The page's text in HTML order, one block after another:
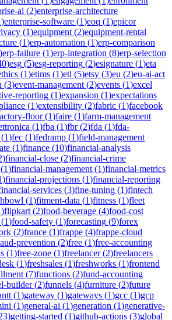
ai (2)enterprise-architecture
)enterprise-software (1)eoq (1)epicor
(1)equipment (2)equipment-rental
(1)erp-automation (1)erp-comparison
)erp-failure (1)erp-integration (8)erp-selection
)esg (5)esg-reporting (2)esignature (1)eta
(1)etims (1)etl (5)etsy (3)eu (2)eu-ai-act
(3)event-management (2)events (1)excel
reporting (1)expansion (1)expectations
(1)extensibility (2)fabric (1)facebook
floor(1)faire (1)farm-management
(1)fba (1)fbr(2)fda (1)fda-
(1)fec (1)fedramp (1)field-management
(1)finance (10)financial-analysis
)financial-close (2)financial-crime
(1)financial-management (1)financial-metrics
)financial-projections (1)financial-reporting
services (3)fine-tuning (1)fintech
(1)fitment-data (1)fitness (1)fleet
)flipkart (2)food-beverage (4)food-cost
(1)food-safety (1)forecasting (9)forex
(2)france (1)frappe (4)frappe-cloud
prevention (2)free (1)free-accounting
(1)free-zone (1)freelancer(2)freelancers
(1)freshsales (1)freshworks (1)frontend
(7)functions (2)fund-accounting
builder(2)funnels (4)furniture (2)future
(1)gateway (1)gateways (1)gcc (1)gcp
(1)general-ai (1)generation (1)generative-
)getting-started (1)github-actions (3)global